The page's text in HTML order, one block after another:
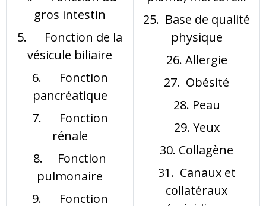
gros intestin
5. Fonction de la
vésicule biliaire
6. Fonction
pancréatique
7. Fonction
rénale
8. Fonction
pulmonaire
9. Fonction
25. Base de qualité
physique
26. Allergie
27. Obésité
28. Peau
29. Yeux
30. Collagène
31. Canaux et
collatéraux